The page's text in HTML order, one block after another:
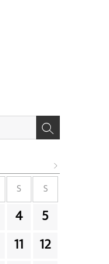
S S
4 5
11 12